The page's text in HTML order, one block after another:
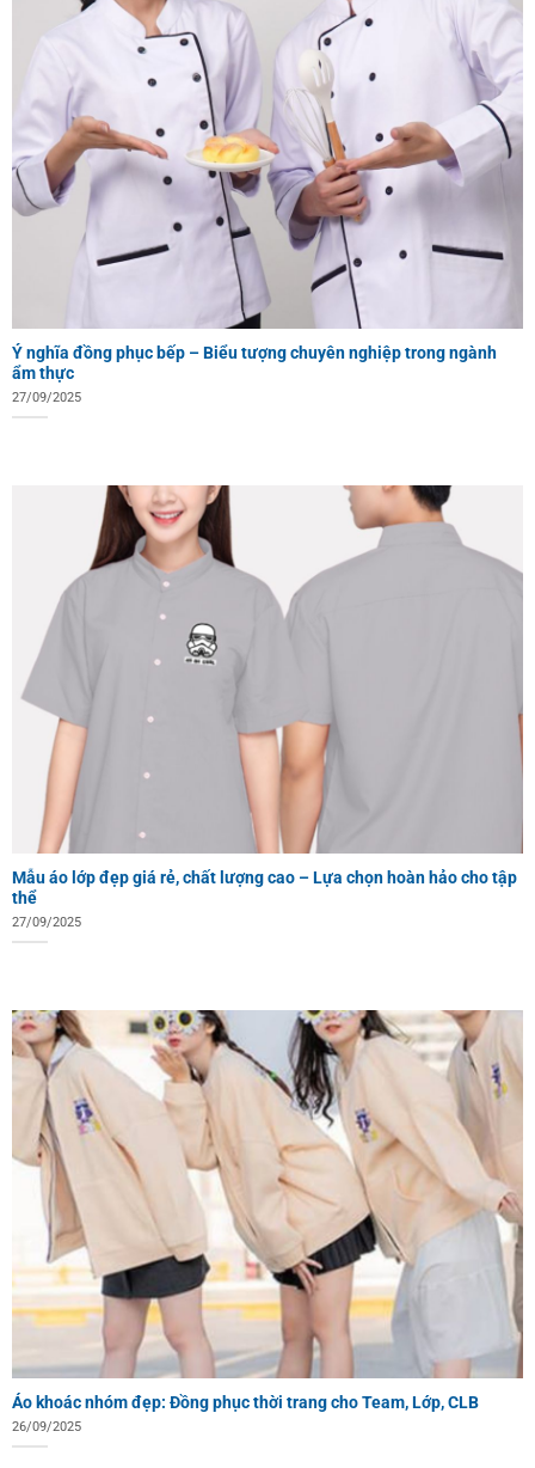
Ý nghĩa đồng phục bếp – Biểu tượng chuyên nghiệp trong ngành
ẩm thực
27/09/2025
Mẫu áo lớp đẹp giá rẻ, chất lượng cao – Lựa chọn hoàn hảo cho tập
thể
27/09/2025
Áo khoác nhóm đẹp: Đồng phục thời trang cho Team, Lớp, CLB
26/09/2025